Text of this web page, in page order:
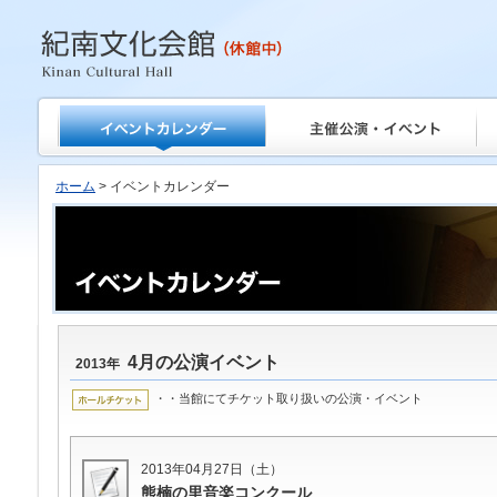
紀南文化会館
ホーム > イベントカレンダー
2013年 4月の公演イベント
・・当館にてチケット取り扱いの公演・イベント
2013年04月27日（土）
熊楠の里音楽コンクール